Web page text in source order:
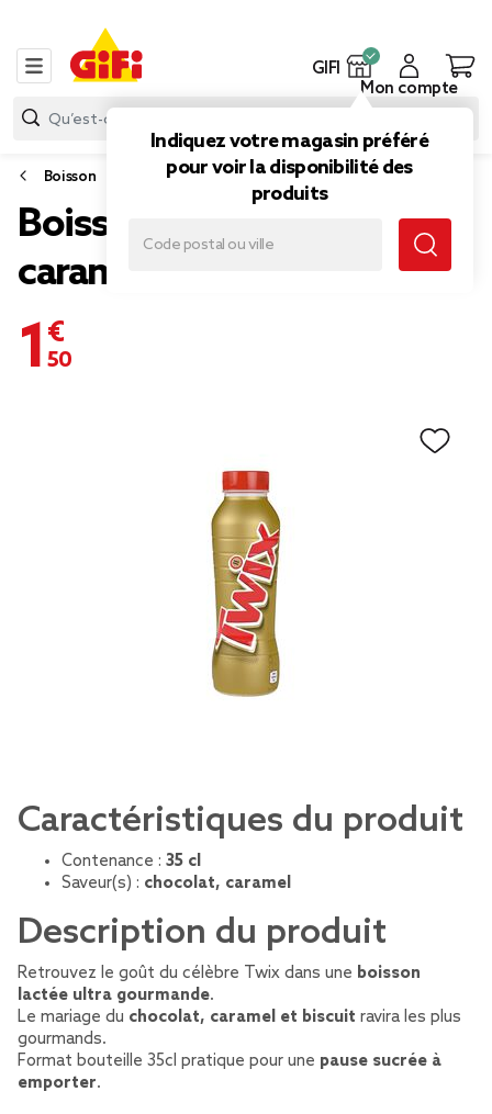
GIFI
Indiquez votre magasin préféré
pour voir la disponibilité des
produits
Mon compte
Boisson
Boisson Twix lait chocolat
caramel 35cl
1,50 €
Caractéristiques du produit
Contenance : 35 cl
Saveur(s) : chocolat, caramel
Description du produit
Retrouvez le goût du célèbre Twix dans une boisson
lactée ultra gourmande.
Le mariage du chocolat, caramel et biscuit ravira les plus
gourmands.
Format bouteille 35cl pratique pour une pause sucrée à
emporter.